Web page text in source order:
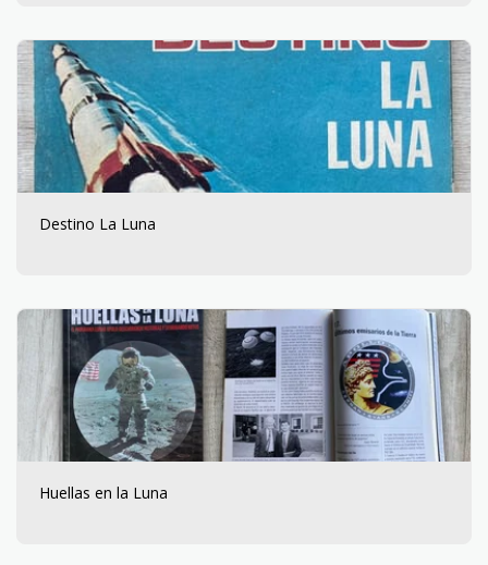
Destino La Luna
Huellas en la Luna